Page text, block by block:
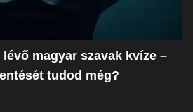
magyar szavak kvíze –
tudod még?